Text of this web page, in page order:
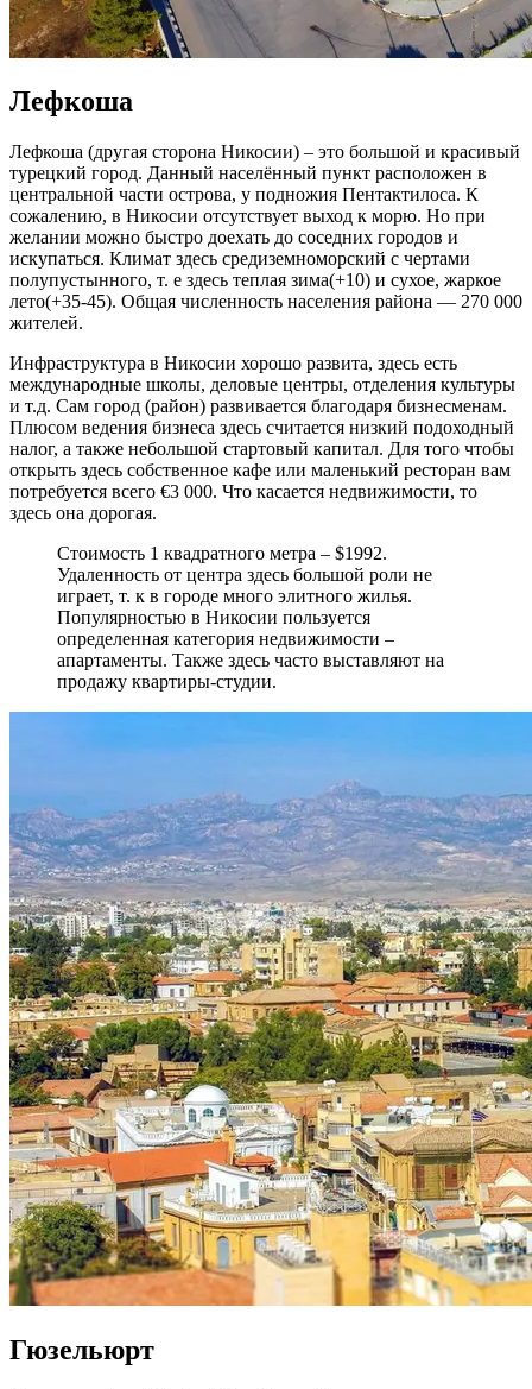
Лефкоша
Лефкоша (другая сторона Никосии) – это большой и красивый
турецкий город. Данный населённый пункт расположен в
центральной части острова, у подножия Пентактилоса. К
сожалению, в Никосии отсутствует выход к морю. Но при
желании можно быстро доехать до соседних городов и
искупаться. Климат здесь средиземноморский с чертами
полупустынного, т. е здесь теплая зима(+10) и сухое, жаркое
лето(+35-45). Общая численность населения района — 270 000
жителей.
Инфраструктура в Никосии хорошо развита, здесь есть
международные школы, деловые центры, отделения культуры
и т.д. Сам город (район) развивается благодаря бизнесменам.
Плюсом ведения бизнеса здесь считается низкий подоходный
налог, а также небольшой стартовый капитал. Для того чтобы
открыть здесь собственное кафе или маленький ресторан вам
потребуется всего €3 000. Что касается недвижимости, то
здесь она дорогая.
Стоимость 1 квадратного метра – $1992.
Удаленность от центра здесь большой роли не
играет, т. к в городе много элитного жилья.
Популярностью в Никосии пользуется
определенная категория недвижимости –
апартаменты. Также здесь часто выставляют на
продажу квартиры-студии.
Гюзельюрт